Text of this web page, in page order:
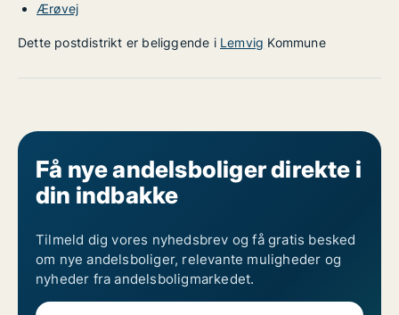
Ærøvej
Dette postdistrikt er beliggende i Lemvig Kommune
Få nye andelsboliger direkte i
din indbakke
Tilmeld dig vores nyhedsbrev og få gratis besked
om nye andelsboliger, relevante muligheder og
nyheder fra andelsboligmarkedet.